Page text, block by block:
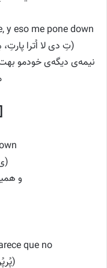
y eso me pone down
(تِ دی لا اُترا پارتِ،
نیمه‌ی دیگه‌ی خودمو
و
que no